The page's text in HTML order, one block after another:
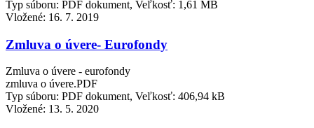
Typ súboru: PDF dokument, Veľkosť: 1,61 MB
Vložené: 16. 7. 2019
Zmluva o úvere- Eurofondy
Zmluva o úvere - eurofondy
zmluva o úvere.PDF
Typ súboru: PDF dokument, Veľkosť: 406,94 kB
Vložené: 13. 5. 2020